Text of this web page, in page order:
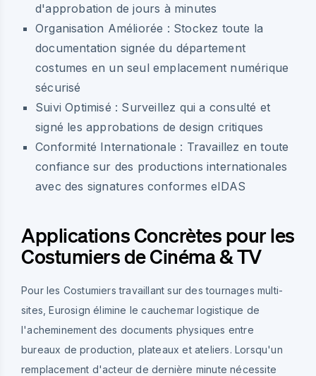
d'approbation de jours à minutes
Organisation Améliorée : Stockez toute la
documentation signée du département
costumes en un seul emplacement numérique
sécurisé
Suivi Optimisé : Surveillez qui a consulté et
signé les approbations de design critiques
Conformité Internationale : Travaillez en toute
confiance sur des productions internationales
avec des signatures conformes eIDAS
Applications Concrètes pour les
Costumiers de Cinéma & TV
Pour les Costumiers travaillant sur des tournages multi-
sites, Eurosign élimine le cauchemar logistique de
l'acheminement des documents physiques entre
bureaux de production, plateaux et ateliers. Lorsqu'un
remplacement d'acteur de dernière minute nécessite